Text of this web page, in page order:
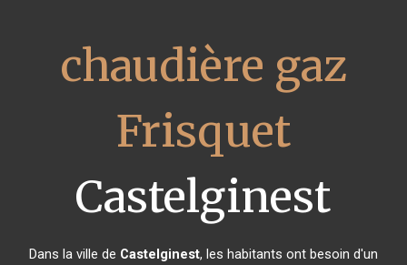
chaudière gaz
Frisquet
Castelginest
Dans la ville de Castelginest, les habitants ont besoin d'un